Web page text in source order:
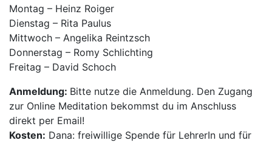
Montag – Heinz Roiger
Dienstag – Rita Paulus
Mittwoch – Angelika Reintzsch
Donnerstag – Romy Schlichting
Freitag – David Schoch
Anmeldung: Bitte nutze die Anmeldung. Den Zugang
zur Online Meditation bekommst du im Anschluss
direkt per Email!
Kosten: Dana: freiwillige Spende für LehrerIn und für